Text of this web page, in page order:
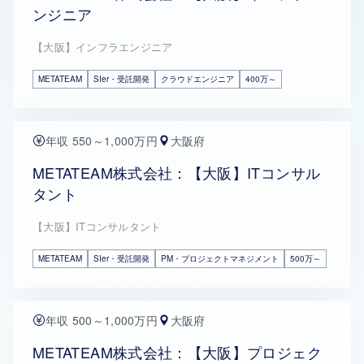
ンジニア
【大阪】インフラエンジニア
METATEAM SIer・受託開発 クラウドエンジニア 400万～
年収 550～1,000万円 大阪府
METATEAM株式会社：【大阪】ITコンサル
タント
【大阪】ITコンサルタント
METATEAM SIer・受託開発 PM・プロジェクトマネジメント 500万～
年収 500～1,000万円 大阪府
METATEAM株式会社：【大阪】プロジェク